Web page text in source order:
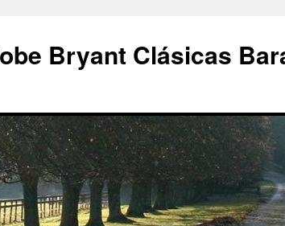
Bryant Clásicas